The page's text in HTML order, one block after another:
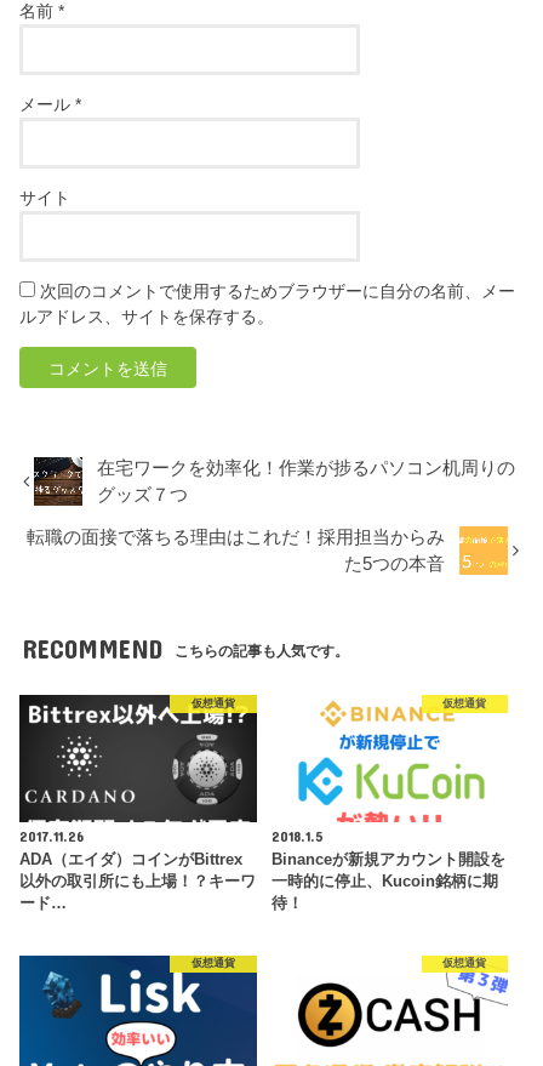
名前*
メール*
サイト
次回のコメントで使用するためブラウザーに自分の名前、メー
ルアドレス、サイトを保存する。
在宅ワークを効率化！作業が捗るパソコン机周りの
グッズ７つ
転職の面接で落ちる理由はこれだ！採用担当からみ
た5つの本音
RECOMMEND こちらの記事も人気です。
仮想通貨
2017.11.26
ADA（エイダ）コインがBittrex
以外の取引所にも上場！？キーワ
ード…
仮想通貨
2018.1.5
Binanceが新規アカウント開設を
一時的に停止、Kucoin銘柄に期
待！
仮想通貨 仮想通貨